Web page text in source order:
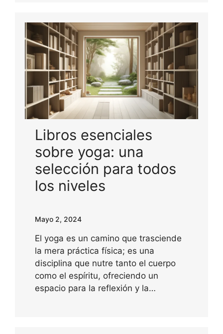
Libros esenciales
sobre yoga: una
selección para todos
los niveles
Mayo 2, 2024
El yoga es un camino que trasciende
la mera práctica física; es una
disciplina que nutre tanto el cuerpo
como el espíritu, ofreciendo un
espacio para la reflexión y la…